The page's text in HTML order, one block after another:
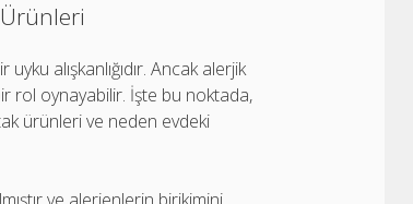
Ürünleri
alışkanlığıdır. Ancak alerjik
rol oynayabilir. İşte bu noktada,
ürünleri ve neden evdeki